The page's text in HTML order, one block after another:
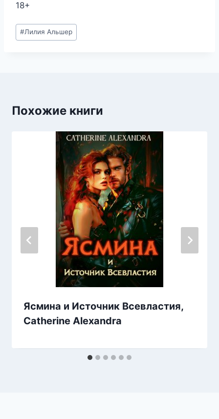
18+
Метки
записи:
#Лилия Альшер
Похожие книги
Ясмина и Источник Всевластия,
Catherine Alexandra